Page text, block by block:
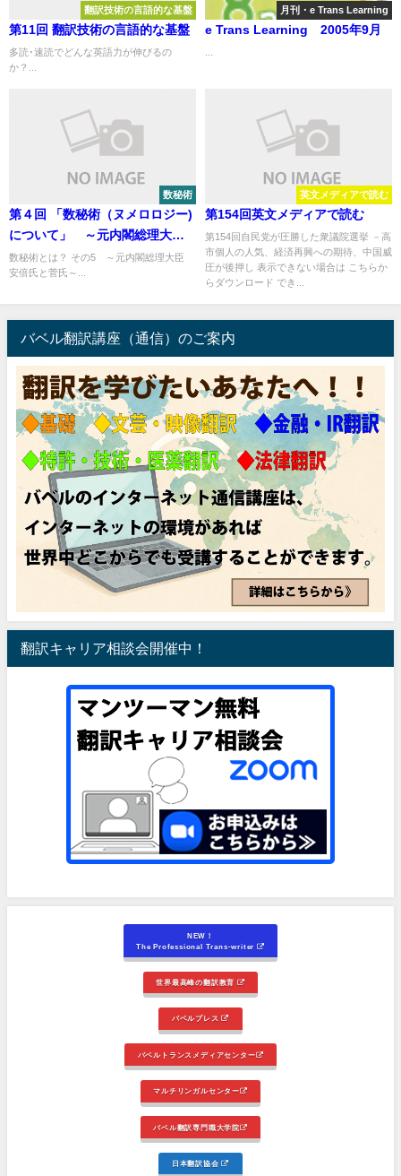
翻訳技術の言語的な基盤
第11回 翻訳技術の言語的な基盤
多読･速読でどんな英語力が伸びるの
か？...
月刊・e Trans Learning
e Trans Learning 2005年9月
数秘術
第４回 「数秘術（ヌメロロジー)
について」 ～元内閣総理大
臣 安倍氏と菅氏～
数秘術とは？ その5 ～元内閣総理大臣
安倍氏と菅氏～...
英文メディアで読む
第154回英文メディアで読む
第154回自民党が圧勝した衆議院選挙 －高
市個人の人気、経済再興への期待、中国威
圧が後押し 表示できない場合は こちらか
らダウンロード でき...
バベル翻訳講座（通信）のご案内
翻訳キャリア相談会開催中！
NEW！
The Professional Trans-writer
世界最高峰の翻訳教育
バベルプレス
バベルトランスメディアセンター
マルチリンガルセンター
バベル翻訳専門職大学院
日本翻訳協会